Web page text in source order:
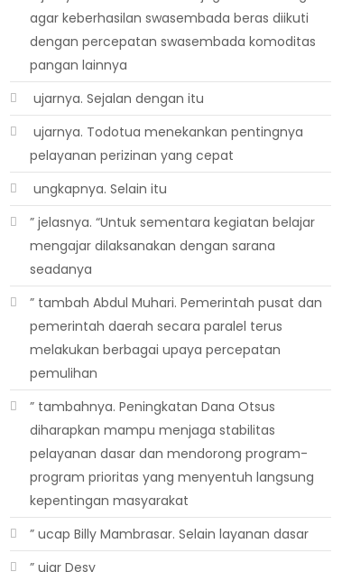
agar keberhasilan swasembada beras diikuti
dengan percepatan swasembada komoditas
pangan lainnya
 ujarnya. Sejalan dengan itu
 ujarnya. Todotua menekankan pentingnya
pelayanan perizinan yang cepat
 ungkapnya. Selain itu
” jelasnya. “Untuk sementara kegiatan belajar
mengajar dilaksanakan dengan sarana
seadanya
” tambah Abdul Muhari. Pemerintah pusat dan
pemerintah daerah secara paralel terus
melakukan berbagai upaya percepatan
pemulihan
” tambahnya. Peningkatan Dana Otsus
diharapkan mampu menjaga stabilitas
pelayanan dasar dan mendorong program-
program prioritas yang menyentuh langsung
kepentingan masyarakat
” ucap Billy Mambrasar. Selain layanan dasar
” ujar Desy